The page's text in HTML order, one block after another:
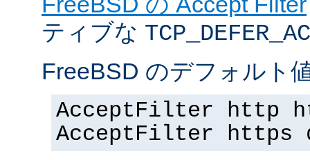
ティブな
FreeBSD のデフォルト
AcceptFilter http
AcceptFilter https